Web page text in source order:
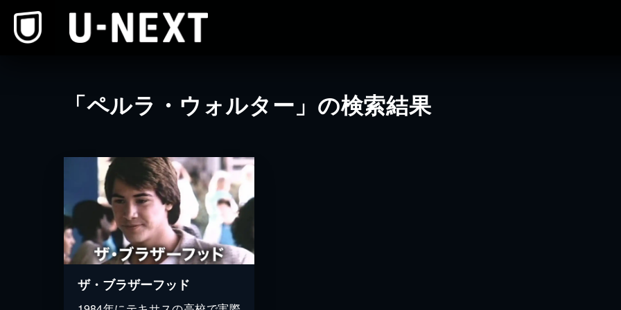
「ペルラ・ウォルター」の検索結果
ザ・ブラザーフッド